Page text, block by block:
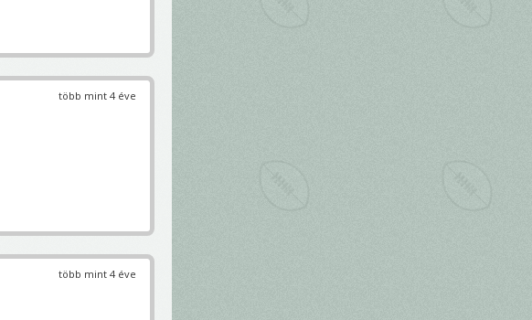
több mint 4 éve
több mint 4 éve